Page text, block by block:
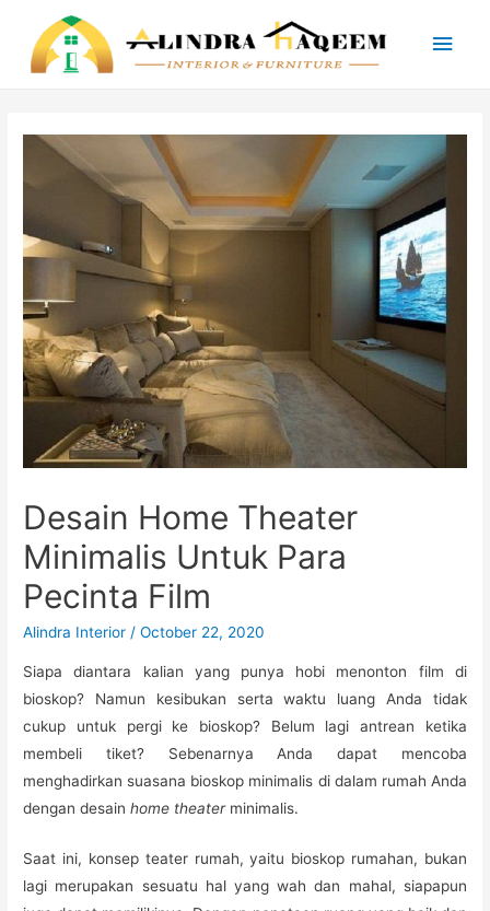
Main
Desain Home Theater
Minimalis Untuk Para
Pecinta Film
Alindra Interior /October 22, 2020
Siapa diantara kalian yang punya hobi menonton film di
bioskop? Namun kesibukan serta waktu luang Anda tidak
cukup untuk pergi ke bioskop? Belum lagi antrean ketika
membeli tiket? Sebenarnya Anda dapat mencoba
menghadirkan suasana bioskop minimalis di dalam rumah Anda
dengan desainhome theaterminimalis.
Saat ini, konsep teater rumah, yaitu bioskop rumahan, bukan
lagi merupakan sesuatu hal yang wah dan mahal, siapapun